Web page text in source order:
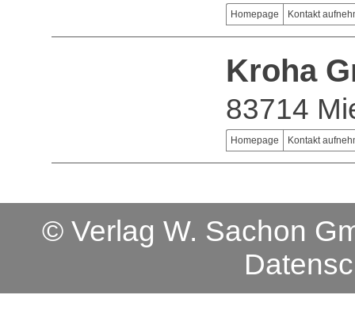
Homepage Kontakt
Kroha
83714
Homepage Kontakt
© Verlag W. Sachon